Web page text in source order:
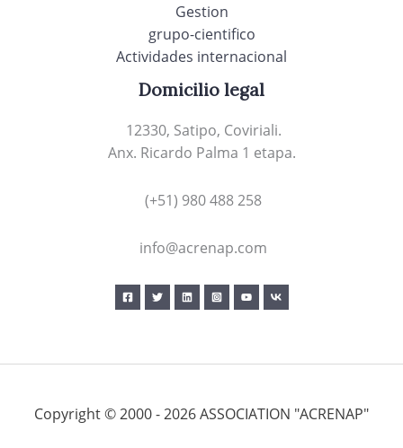
Gestion
grupo-cientifico
Actividades internacional
Domicilio legal
12330, Satipo, Coviriali.
Anx. Ricardo Palma 1 etapa.
(+51) 980 488 258
info@acrenap.com
Copyright © 2000 - 2026 ASSOCIATION "ACRENAP"